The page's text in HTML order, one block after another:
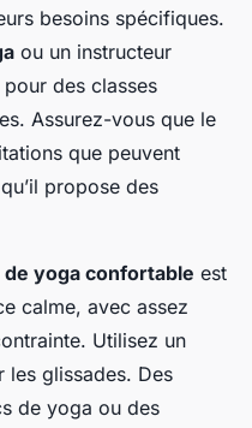
besoins spécifiques.
ou un instructeur
des classes
Assurez-vous que le
que peuvent
propose des
yoga confortable est
calme, avec assez
Utilisez un
les glissades. Des
de yoga ou des